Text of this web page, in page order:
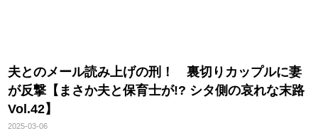
夫とのメール読み上げの刑！ 裏切りカップルに妻
が反撃【まさか夫と保育士が!? シタ側の哀れな末路
Vol.42】
2025-03-06